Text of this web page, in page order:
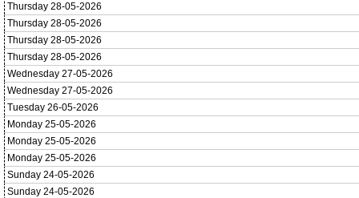
Thursday 28-05-2026
Thursday 28-05-2026
Thursday 28-05-2026
Thursday 28-05-2026
Wednesday 27-05-2026
Wednesday 27-05-2026
Tuesday 26-05-2026
Monday 25-05-2026
Monday 25-05-2026
Monday 25-05-2026
Sunday 24-05-2026
Sunday 24-05-2026